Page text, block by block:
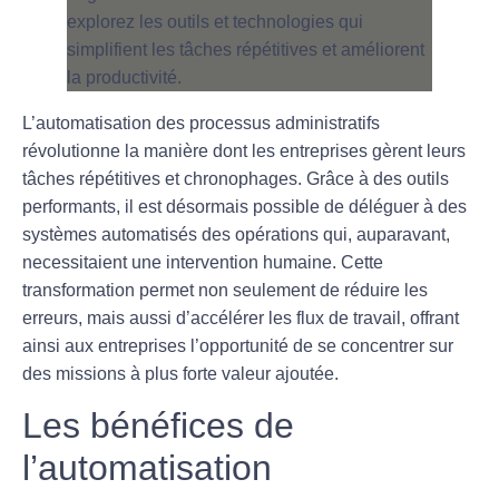
L’automatisation des processus administratifs
révolutionne la manière dont les entreprises gèrent leurs
tâches répétitives et chronophages. Grâce à des outils
performants, il est désormais possible de déléguer à des
systèmes automatisés des opérations qui, auparavant,
necessitaient une intervention humaine. Cette
transformation permet non seulement de réduire les
erreurs, mais aussi d’accélérer les flux de travail, offrant
ainsi aux entreprises l’opportunité de se concentrer sur
des missions à plus forte valeur ajoutée.
Les bénéfices de
l’automatisation